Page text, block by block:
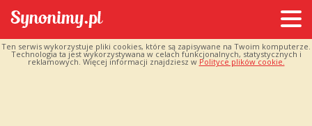
Ten serwis wykorzystuje pliki cookies, które są zapisywane na Twoim komputerze.
Technologia ta jest wykorzystywana w celach funkcjonalnych, statystycznych i
reklamowych. Więcej informacji znajdziesz w Polityce plików cookie.